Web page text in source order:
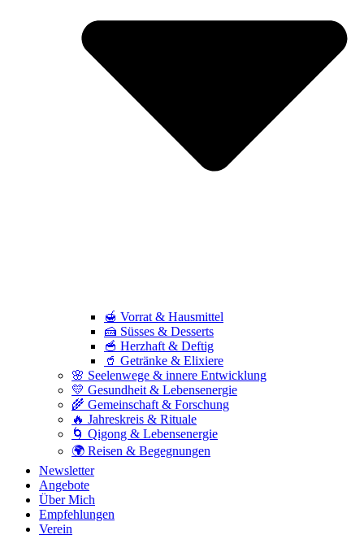
🍯 Vorrat & Hausmittel
🍰 Süsses & Desserts
🥣 Herzhaft & Deftig
🥤 Getränke & Elixiere
🌸 Seelenwege & innere Entwicklung
💛 Gesundheit & Lebensenergie
🌾 Gemeinschaft & Forschung
🔥 Jahreskreis & Rituale
🌀 Qigong & Lebensenergie
🌍 Reisen & Begegnungen
Newsletter
Angebote
Über Mich
Empfehlungen
Verein